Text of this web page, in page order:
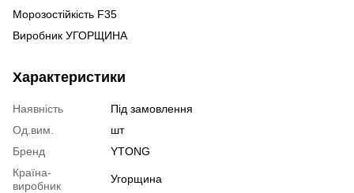
Морозостійкість F35
Виробник УГОРЩИНА
Характеристики
Наявність
Під замовлення
Од.вим.
шт
Бренд
YTONG
Країна-
виробник
Угорщина